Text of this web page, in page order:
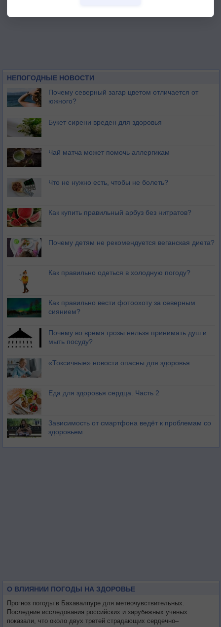
НЕПОГОДНЫЕ НОВОСТИ
Почему северный загар цветом отличается от
южного?
Букет сирени вреден для здоровья
Чай матча может помочь аллергикам
Что не нужно есть, чтобы не болеть?
Как купить правильный арбуз без нитратов?
Почему детям не рекомендуется веганская диета?
Как правильно одеться в холодную погоду?
Как правильно вести фотоохоту за северным
сиянием?
Почему во время грозы нельзя принимать душ и
мыть посуду?
«Токсичные» новости опасны для здоровья
Еда для здоровья сердца. Часть 2
Зависимость от смартфона ведёт к проблемам со
здоровьем
О ВЛИЯНИИ ПОГОДЫ НА ЗДОРОВЬЕ
Прогноз погоды в Бахавалпуре для метеочувствительных.
Последние исследования российских и зарубежных ученых
показали, что около двух третей страдающих сердечно–